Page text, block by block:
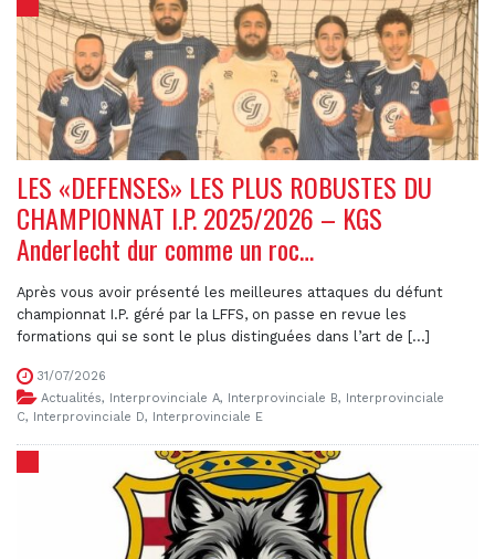
LES «DEFENSES» LES PLUS ROBUSTES DU
CHAMPIONNAT I.P. 2025/2026 – KGS
Anderlecht dur comme un roc…
Après vous avoir présenté les meilleures attaques du défunt
championnat I.P. géré par la LFFS, on passe en revue les
formations qui se sont le plus distinguées dans l’art de [...]
31/07/2026
Actualités, Interprovinciale A, Interprovinciale B, Interprovinciale
C, Interprovinciale D, Interprovinciale E